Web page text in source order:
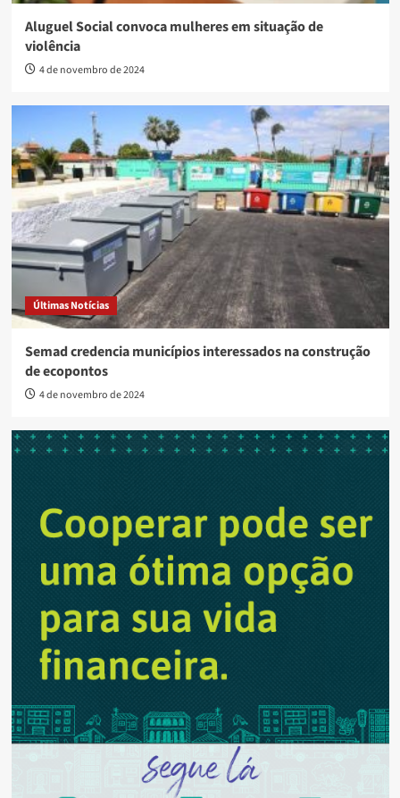
Aluguel Social convoca mulheres em situação de
violência
4 de novembro de 2024
Últimas Notícias
Semad credencia municípios interessados na construção
de ecopontos
4 de novembro de 2024